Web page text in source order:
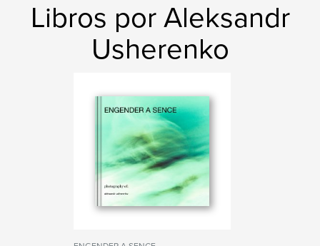
Libros por Aleksandr
Usherenko